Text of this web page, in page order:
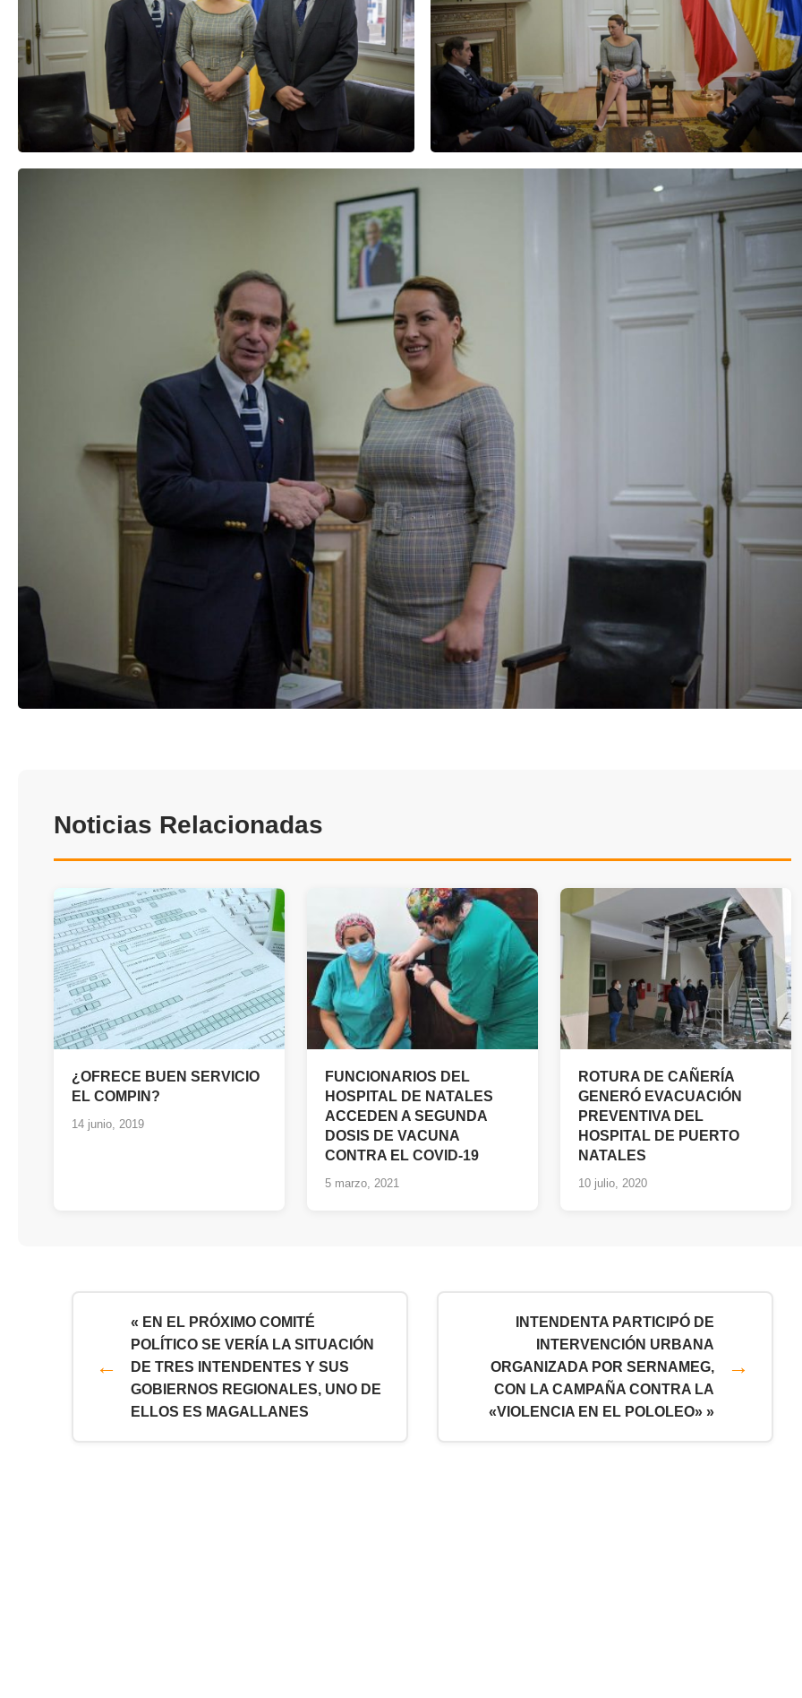
Noticias Relacionadas
¿OFRECE BUEN SERVICIO
EL COMPIN?
14 junio, 2019
FUNCIONARIOS DEL
HOSPITAL DE NATALES
ACCEDEN A SEGUNDA
DOSIS DE VACUNA
CONTRA EL COVID-19
5 marzo, 2021
ROTURA DE CAÑERÍA
GENERÓ EVACUACIÓN
PREVENTIVA DEL
HOSPITAL DE PUERTO
NATALES
10 julio, 2020
« EN EL PRÓXIMO COMITÉ
POLÍTICO SE VERÍA LA SITUACIÓN
DE TRES INTENDENTES Y SUS
GOBIERNOS REGIONALES, UNO DE
ELLOS ES MAGALLANES
INTENDENTA PARTICIPÓ DE
INTERVENCIÓN URBANA
ORGANIZADA POR SERNAMEG,
CON LA CAMPAÑA CONTRA LA
«VIOLENCIA EN EL POLOLEO» »